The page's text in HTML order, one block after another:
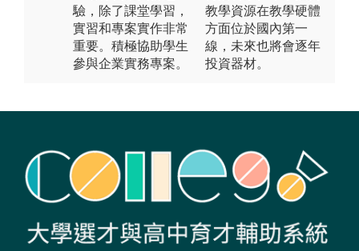
驗，除了課堂學習，
實習和專案實作非常
重要。積極協助學生
參與企業實務專案。
教學資源在教學硬體
方面位於國內第一
線，未來也將會逐年
投資器材。